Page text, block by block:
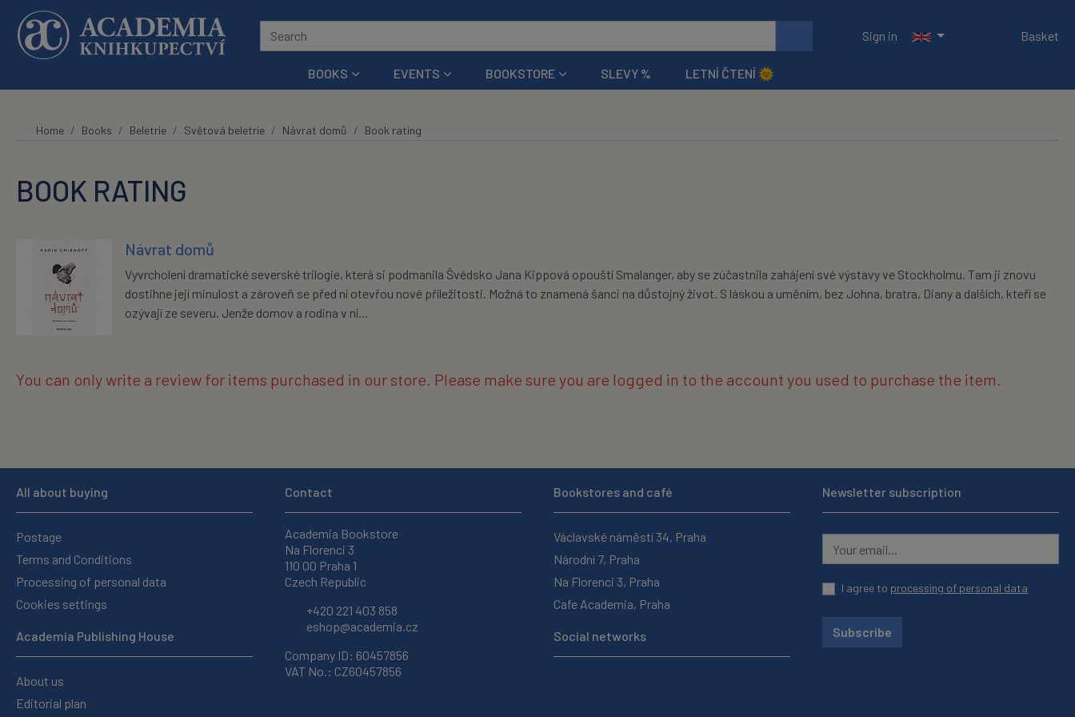
Skip to main content
Sign in
Basket
BOOKS EVENTS BOOKSTORE SLEVY % LETNÍ ČTENÍ 🌞
Home Books Beletrie Světová beletrie Návrat domů Book rating
BOOK RATING
Návrat domů
Vyvrcholení dramatické severské trilogie, která si podmanila Švédsko Jana Kippová opouští Smalanger, aby se zúčastnila zahájení své výstavy ve Stockholmu. Tam ji znovu
dostihne její minulost a zároveň se před ní otevřou nové příležitosti. Možná to znamená šanci na důstojný život. S láskou a uměním, bez Johna, bratra, Diany a dalších, kteří se
ozývají ze severu. Jenže domov a rodina v ní...
You can only write a review for items purchased in our store. Please make sure you are logged in to the account you used to purchase the item.
All about buying
Postage
Terms and Conditions
Processing of personal data
Cookies settings
Academia Publishing House
About us
Editorial plan
Contact
Academia Bookstore
Na Florenci 3
110 00 Praha 1
Czech Republic
+420 221 403 858
eshop@academia.cz
Company ID: 60457856
VAT No.: CZ60457856
Bookstores and café
Václavské náměstí 34, Praha
Národní 7, Praha
Na Florenci 3, Praha
Cafe Academia, Praha
Social networks
Newsletter subscription
I agree to processing of personal data
Subscribe